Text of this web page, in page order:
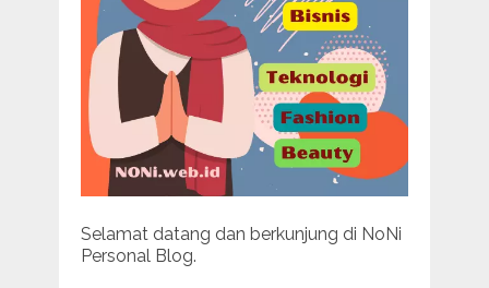
Selamat datang dan berkunjung di NoNi
Personal Blog.